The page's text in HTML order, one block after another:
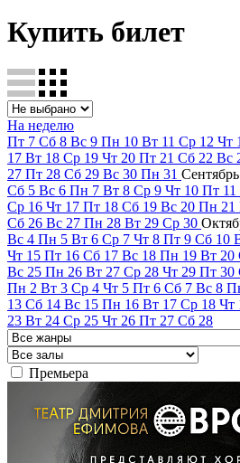
Купить билет
На неделю
Пт 7 Сб 8 Вс 9 Пн 10 Вт 11 Ср 12 Чт
17 Вт 18 Ср 19 Чт 20 Пт 21 Сб 22 Вс
27 Пт 28 Сб 29 Вс 30 Пн 31 Сентябрь
Сб 5 Вс 6 Пн 7 Вт 8 Ср 9 Чт 10 Пт 11
Ср 16 Чт 17 Пт 18 Сб 19 Вс 20 Пн 21
Сб 26 Вс 27 Пн 28 Вт 29 Ср 30
Вс 4 Пн 5 Вт 6 Ср 7 Чт 8 Пт 9 Сб 10
Чт 15 Пт 16 Сб 17 Вс 18 Пн 19 Вт 20
Вс 25 Пн 26 Вт 27 Ср 28 Чт 29 Пт 30
Пн 2 Вт 3 Ср 4 Чт 5 Пт 6 Сб 7 Вс 8
13 Сб 14 Вс 15 Пн 16 Вт 17 Ср 18 Чт
23 Вт 24 Ср 25 Чт 26 Пт 27 Сб 28
Премьера